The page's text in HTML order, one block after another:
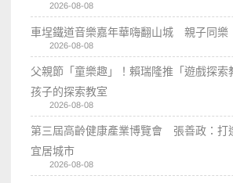
2026-08-08
車埕鐵道音樂嘉年華嗨翻山城 親子同
2026-08-08
父親節「童樂趣」！賴瑞隆推「遊戲探索
孩子的探索教室
2026-08-08
第三屆高齡健康產業博覽會 張善政：打
宜居城市
2026-08-08